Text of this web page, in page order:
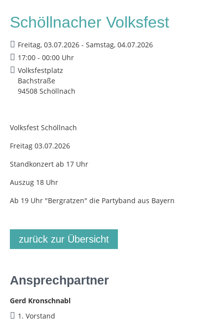
Schöllnacher Volksfest
Freitag, 03.07.2026 - Samstag, 04.07.2026
17:00 - 00:00 Uhr
Volksfestplatz
Bachstraße
94508 Schöllnach
Volksfest Schöllnach
Freitag 03.07.2026
Standkonzert ab 17 Uhr
Auszug 18 Uhr
Ab 19 Uhr "Bergratzen" die Partyband aus Bayern
zurück zur Übersicht
Ansprechpartner
Gerd Kronschnabl
1. Vorstand